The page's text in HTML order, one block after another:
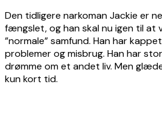
Den tidligere narkoman Jackie er
fængslet, og han skal nu igen til at
”normale” samfund. Han har
problemer og misbrug. Han har
drømme om et andet liv. Men
kun kort tid.